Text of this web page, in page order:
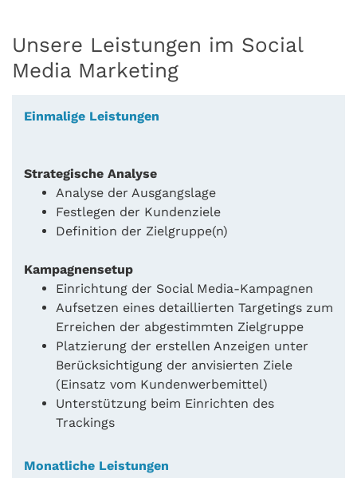
Unsere Leistungen im Social
Media Marketing
Einmalige Leistungen
Strategische Analyse
Analyse der Ausgangslage
Festlegen der Kundenziele
Definition der Zielgruppe(n)
Kampagnensetup
Einrichtung der Social Media-Kampagnen
Aufsetzen eines detaillierten Targetings zum
Erreichen der abgestimmten Zielgruppe
Platzierung der erstellen Anzeigen unter
Berücksichtigung der anvisierten Ziele
(Einsatz vom Kundenwerbemittel)
Unterstützung beim Einrichten des
Trackings
Monatliche Leistungen